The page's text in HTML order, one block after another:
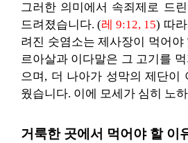
그러한 의미에서 속죄제로 드
드려졌습니다. (레 9:12, 15) 따
려진 숫염소는 제사장이 먹어야
르아살과 이다말은 그 고기를
으며, 더 나아가 성막의 제단이
웠습니다. 이에 모세가 심히 노
거룩한 곳에서 먹어야 할 이